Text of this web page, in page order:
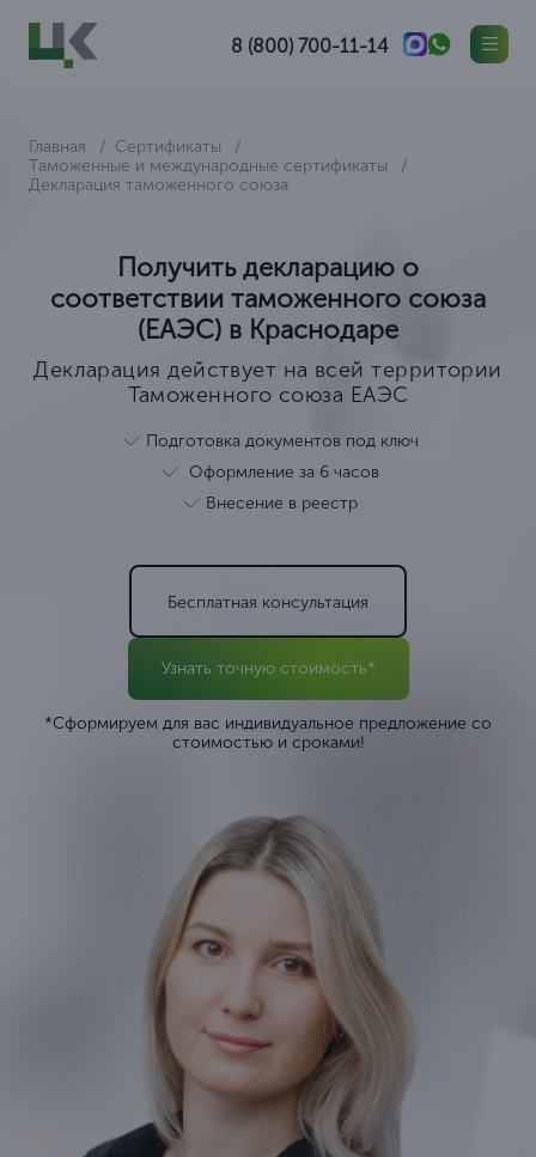
8 (800) 700-11-14
Главная
Сертификаты
Таможенные и международные сертификаты
Декларация таможенного союза
Получить декларацию о
соответствии таможенного союза
(ЕАЭС) в Краснодаре
Декларация действует на всей территории
Таможенного союза ЕАЭС
Подготовка документов под ключ
Оформление за 6 часов
Внесение в реестр
Бесплатная консультация
Узнать точную стоимость*
*Сформируем для вас индивидуальное предложение со
стоимостью и сроками!